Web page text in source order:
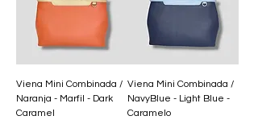
Viena Mini Combinada /
Naranja - Marfil - Dark
Caramel
Viena Mini Combinada /
NavyBlue - Light Blue -
Caramelo